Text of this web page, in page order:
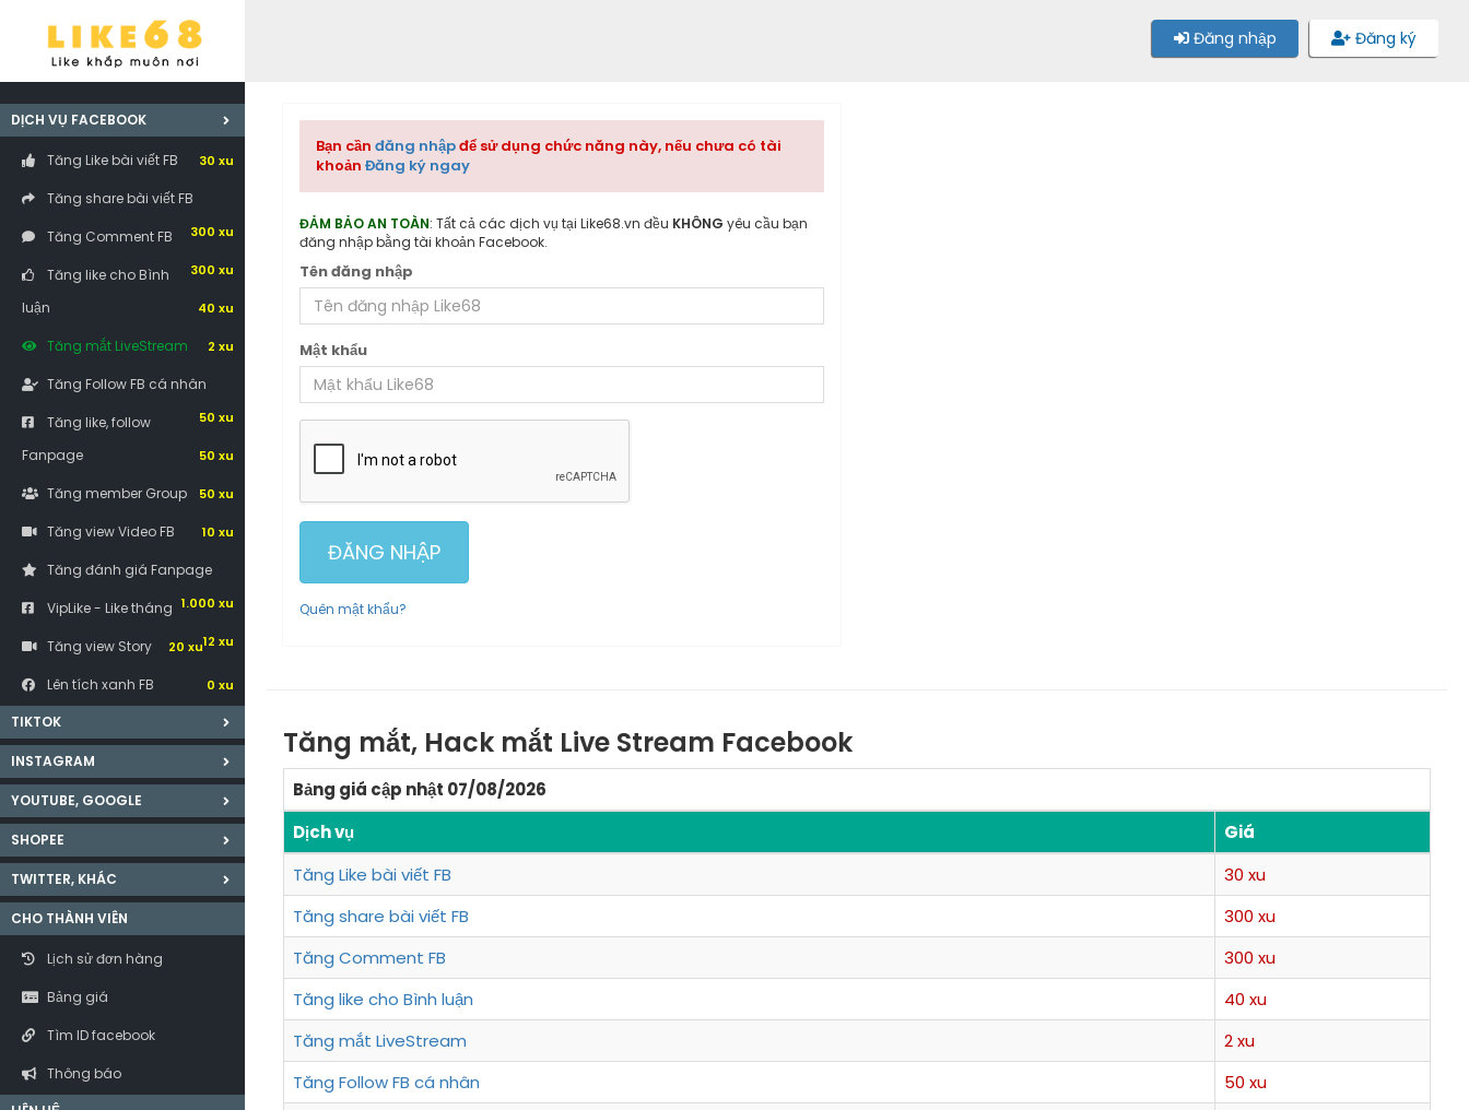
Đăng ký
Đăng nhập
DỊCH VỤ FACEBOOK
Tăng Like bài viết FB 30 xu
Tăng share bài viết FB
300 xu
Tăng Comment FB
300 xu
Tăng like cho Bình
luận
40 xu
Tăng mắt LiveStream 2 xu
Tăng Follow FB cá nhân
50 xu
Tăng like, follow
Fanpage
50 xu
Tăng member Group 50 xu
Tăng view Video FB 10 xu
Tăng đánh giá Fanpage
1.000 xu
VipLike - Like tháng
12 xu
Tăng view Story 20 xu
Lên tích xanh FB 0 xu
TIKTOK
INSTAGRAM
YOUTUBE, GOOGLE
SHOPEE
TWITTER, KHÁC
CHO THÀNH VIÊN
Lịch sử đơn hàng
Bảng giá
Tìm ID facebook
Thông báo
Bạn cần đăng nhậpđể sử dụng chức năng này, nếu chưa có tài
khoản Đăng ký ngay
ĐẢM BẢO AN TOÀN: Tất cả các dịch vụ tại Like68.vn đều KHÔNG yêu cầu bạn
đăng nhập bằng tài khoản Facebook.
Tên đăng nhập
Mật khẩu
ĐĂNG NHẬP
Quên mật khẩu?
Tăng mắt, Hack mắt Live Stream Facebook
Bảng giá cập nhật 07/08/2026
Dịch vụ
Giá
Tăng Like bài viết FB
30 xu
Tăng share bài viết FB
300 xu
Tăng Comment FB
300 xu
Tăng like cho Bình luận
40 xu
Tăng mắt LiveStream
2 xu
Tăng Follow FB cá nhân
50 xu